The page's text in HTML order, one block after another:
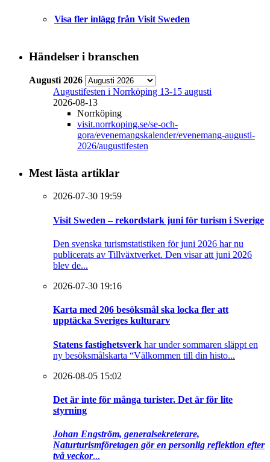
Visa fler inlägg från Visit Sweden
Händelser i branschen
Augusti 2026
Augustifesten i Norrköping 13-15 augusti
2026-08-13
Norrköping
visit.norrkoping.se/se-och-
gora/evenemangskalender/evenemang-augusti-
2026/augustifesten
Mest lästa artiklar
2026-07-30 19:59
Visit Sweden – rekordstark juni för turism i Sverige
Den svenska turismstatistiken för juni 2026 har nu
publicerats av Tillväxtverket. Den visar att juni 2026
blev de...
2026-07-30 19:16
Karta med 206 besöksmål ska locka fler att
upptäcka Sveriges kulturarv
Statens fastighetsverk har under sommaren släppt en
ny besöksmålskarta “Välkommen till din histo...
2026-08-05 15:02
Det är inte för många turister. Det är för lite
styrning
Johan Engström, generalsekreterare,
Naturturismföretagen gör en personlig reflektion efter
två veckor...